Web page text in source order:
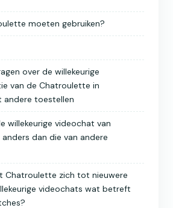
moeten gebruiken?
over de willekeurige
van de Chatroulette in
andere toestellen
willekeurige videochat van
dan die van andere
Chatroulette zich tot nieuwere
videochats wat betreft